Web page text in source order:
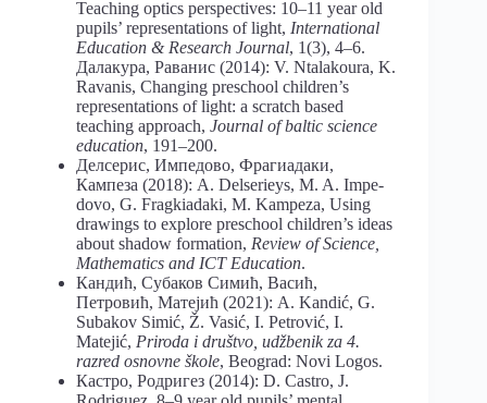
Teaching optics perspectives: 10‒11 year old
pupils’ representations of light, International
Education & Research Journal, 1(3), 4–6.
Далакура, Раванис (2014): V. Ntalakoura, K.
Ravanis, Changing preschool children’s
representations of light: a scratch based
teaching approach, Journal of baltic science
education, 191–200.
Делсерис, Импедово, Фрагиадаки,
Кампеза (2018): A. Delserieys, M. A. Impe-
dovo, G. Fragkiadaki, M. Kampeza, Using
drawings to explore preschool children’s ideas
about shadow formation, Review of Science,
Mathematics and ICT Education.
Кандић, Субаков Симић, Васић,
Петровић, Матејић (2021): А. Kandić, G.
Subakov Simić, Ž. Vasić, I. Petrović, I.
Matejić, Priroda i društvo, udžbenik za 4.
razred osnovne škole, Beograd: Novi Logos.
Кастро, Родригез (2014): D. Castro, J.